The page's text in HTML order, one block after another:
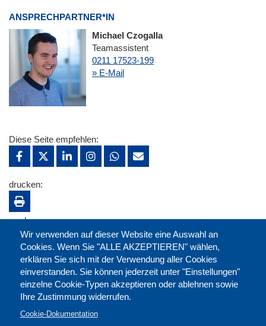
ANSPRECHPARTNER*IN
Michael Czogalla
Teamassistent
0211 17523-199
» E-Mail
Wir verwenden auf dieser Website eine Auswahl an
Cookies. Wenn Sie "ALLE AKZEPTIEREN" wählen,
erklären Sie sich mit der Verwendung aller Cookies
einverstanden. Sie können jederzeit unter "Einstellungen"
einzelne Cookie-Typen akzeptieren oder ablehnen sowie
Ihre Zustimmung widerrufen.
Cookie-Dokumentation
Diese Seite empfehlen:
drucken:
merken: